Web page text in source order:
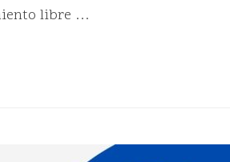
libre …